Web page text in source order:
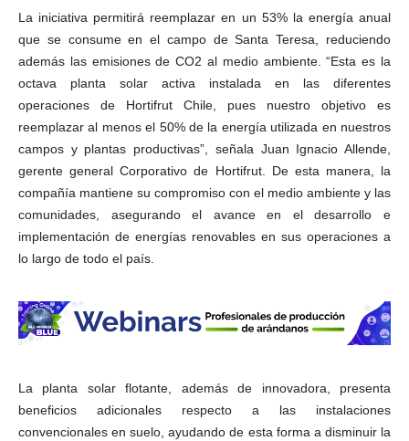
La iniciativa permitirá reemplazar en un 53% la energía anual
que se consume en el campo de Santa Teresa, reduciendo
además las emisiones de CO2 al medio ambiente. “Esta es la
octava planta solar activa instalada en las diferentes
operaciones de Hortifrut Chile, pues nuestro objetivo es
reemplazar al menos el 50% de la energía utilizada en nuestros
campos y plantas productivas”, señala Juan Ignacio Allende,
gerente general Corporativo de Hortifrut. De esta manera, la
compañía mantiene su compromiso con el medio ambiente y las
comunidades, asegurando el avance en el desarrollo e
implementación de energías renovables en sus operaciones a
lo largo de todo el país.
La planta solar flotante, además de innovadora, presenta
beneficios adicionales respecto a las instalaciones
convencionales en suelo, ayudando de esta forma a disminuir la